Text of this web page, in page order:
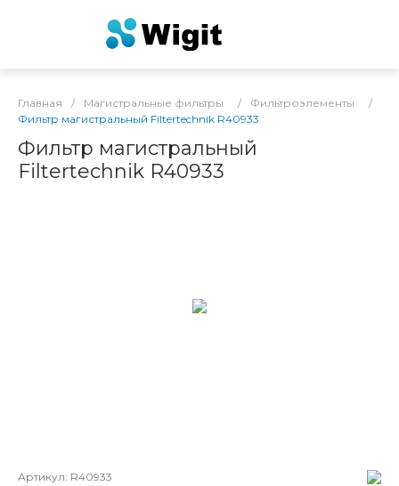
Главная / Магистральные фильтры / Фильтроэлементы
/
Фильтр магистральный Filtertechnik R40933
Фильтр магистральный
Filtertechnik R40933
Артикул: R40933